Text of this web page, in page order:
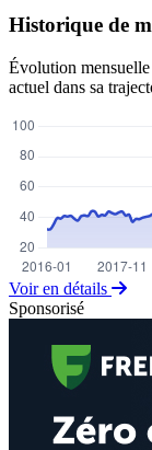
Historique de
Évolution
actuel dans sa
Voir en détails
Sponsorisé